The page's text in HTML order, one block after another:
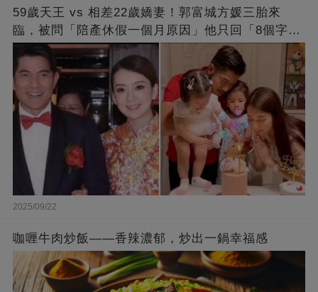
59歲天王 vs 相差22歲嬌妻！郭富城方媛三胎來
臨，被問「陪產休假一個月原因」他只回「8個字」
被贊爆
2025/09/22
咖喱牛肉炒飯——香辣濃郁，炒出一鍋幸福感